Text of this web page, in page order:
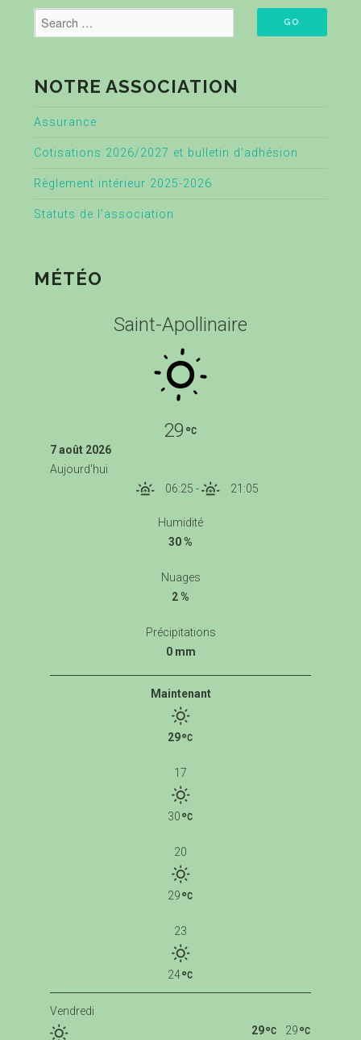
NOTRE ASSOCIATION
Assurance
Cotisations 2026/2027 et bulletin d’adhésion
Règlement intérieur 2025-2026
Statuts de l’association
MÉTÉO
Saint-Apollinaire
29
7 août 2026
Aujourd'hui
06:25 - 21:05
Humidité
30 %
Nuages
2 %
Précipitations
0 mm
Maintenant
29
17
30
20
29
23
24
Vendredi
29
29